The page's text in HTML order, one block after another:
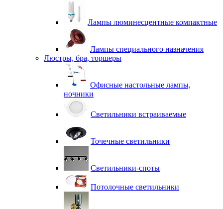
Лампы люминесцентные компактные
Лампы специального назначения
Люстры, бра, торшеры
Офисные настольные лампы,
ночники
Светильники встраиваемые
Точечные светильники
Светильники-споты
Потолочные светильники